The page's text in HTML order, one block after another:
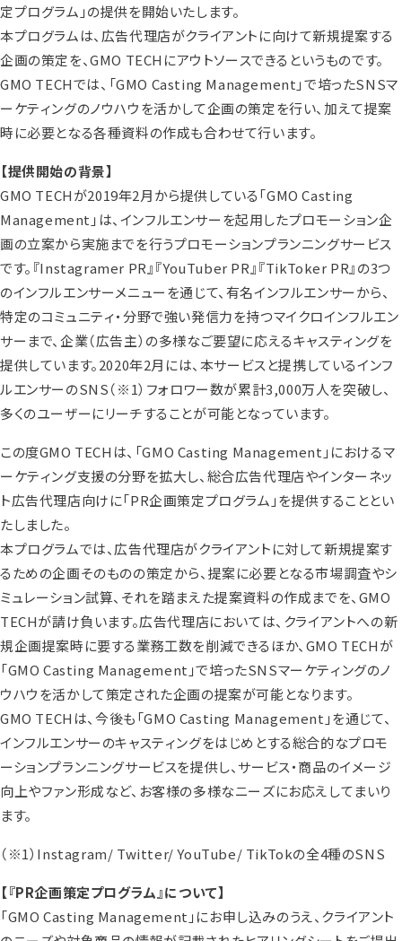
定プログラム」の提供を開始いたします。
本プログラムは、広告代理店がクライアントに向けて新規提案する
企画の策定を、GMO TECHにアウトソースできるというものです。
GMO TECHでは、「GMO Casting Management」で培ったSNSマ
ーケティングのノウハウを活かして企画の策定を行い、加えて提案
時に必要となる各種資料の作成も合わせて行います。
【提供開始の背景】
GMO TECHが2019年2月から提供している「GMO Casting
Management」は、インフルエンサーを起用したプロモーション企
画の立案から実施までを行うプロモーションプランニングサービス
です。『Instagramer PR』『YouTuber PR』『TikToker PR』の3つ
のインフルエンサーメニューを通じて、有名インフルエンサーから、
特定のコミュニティ・分野で強い発信力を持つマイクロインフルエン
サーまで、企業（広告主）の多様なご要望に応えるキャスティングを
提供しています。2020年2月には、本サービスと提携しているインフ
ルエンサーのSNS（※1） フォロワー数が累計3,000万人を突破し、
多くのユーザーにリーチすることが可能となっています。
この度GMO TECHは、「GMO Casting Management」におけるマ
ーケティング支援の分野を拡大し、総合広告代理店やインターネッ
ト広告代理店向けに「PR企画策定プログラム」を提供することとい
たしました。
本プログラムでは、広告代理店がクライアントに対して新規提案す
るための企画そのものの策定から、提案に必要となる市場調査やシ
ミュレーション試算、それを踏まえた提案資料の作成までを、GMO
TECHが請け負います。広告代理店においては、クライアントへの新
規企画提案時に要する業務工数を削減できるほか、GMO TECHが
「GMO Casting Management」で培ったSNSマーケティングのノ
ウハウを活かして策定された企画の提案が可能となります。
GMO TECHは、今後も「GMO Casting Management」を通じて、
インフルエンサーのキャスティングをはじめとする総合的なプロモ
ーションプランニングサービスを提供し、サービス・商品のイメージ
向上やファン形成など、お客様の多様なニーズにお応えしてまいり
ます。
（※1）Instagram/ Twitter/ YouTube/ TikTokの全4種のSNS
【『PR企画策定プログラム』について】
「GMO Casting Management」にお申し込みのうえ、クライアント